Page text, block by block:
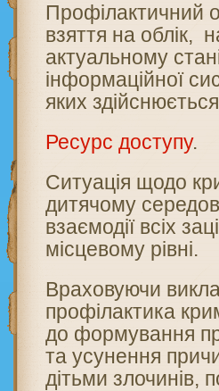
Профілактичний
взяття на облік,
актуальному
інформаційної
яких
Ресурс доступу.
Ситуація щодо
дитячому
взаємодії всіх
місцевому рівні.
Враховуючи
профілактика
до формування
та усунення
дітьми злочинів,